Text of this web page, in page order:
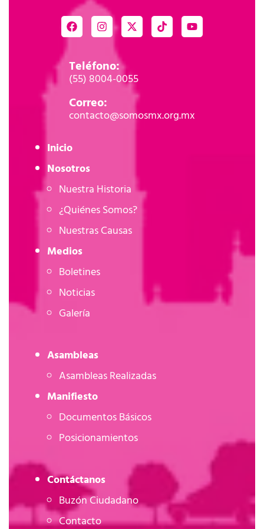
Teléfono:
(55) 8004-0055
Correo:
contacto@somosmx.org.mx
Inicio
Nosotros
Nuestra Historia
¿Quiénes Somos?
Nuestras Causas
Medios
Boletines
Noticias
Galería
Asambleas
Asambleas Realizadas
Manifiesto
Documentos Básicos
Posicionamientos
Contáctanos
Buzón Ciudadano
Contacto